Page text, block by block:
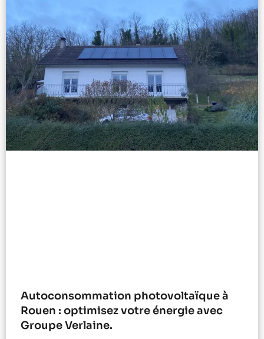
Autoconsommation photovoltaïque à
Rouen : optimisez votre énergie avec
Groupe Verlaine.